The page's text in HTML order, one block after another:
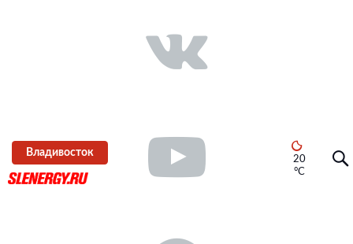
Владивосток
20
°C